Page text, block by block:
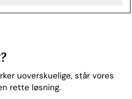
uoverskuelige, står vores
rette løsning.